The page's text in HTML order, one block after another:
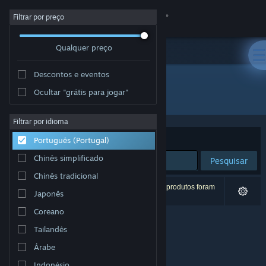
Iniciar sessão
Sobre
Apoio
Alterar idioma
Instala a app móvel do Steam
Ver versão para computadores
Filtrar por preço
Qualquer preço
Descontos e eventos
Ocultar "grátis para jogar"
Filtrar por idioma
Português (Portugal)
Chinês simplificado
Chinês tradicional
Japonês
Coreano
Tailandês
Árabe
Editora: 9Garden
Ordenar por Relevância
Pesquisar
0 resultados correspondentes à tua pesquisa. 5 produtos foram
excluídos com base nas tuas preferências.